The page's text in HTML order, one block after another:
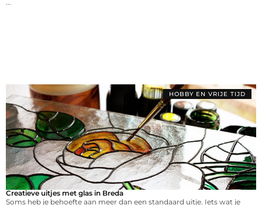
HOBBY EN VRIJE TIJD
Creatieve uitjes met glas in Breda
Soms heb je behoefte aan meer dan een standaard uitje. Iets wat je